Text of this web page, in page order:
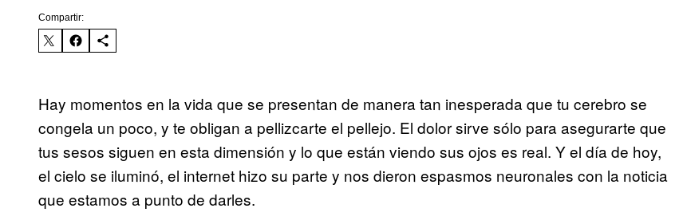
Compartir:
Hay momentos en la vida que se presentan de manera tan inesperada que tu cerebro se
congela un poco, y te obligan a pellizcarte el pellejo. El dolor sirve sólo para asegurarte que
tus sesos siguen en esta dimensión y lo que están viendo sus ojos es real. Y el día de hoy,
el cielo se iluminó, el internet hizo su parte y nos dieron espasmos neuronales con la noticia
que estamos a punto de darles.